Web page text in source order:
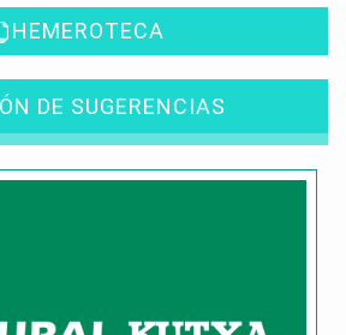
HEMEROTECA
DE SUGERENCIAS